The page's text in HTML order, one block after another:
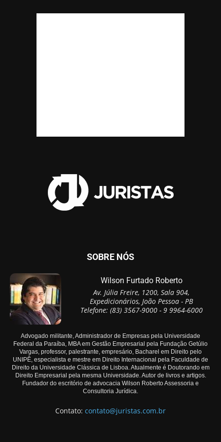
SOBRE NÓS
Wilson Furtado Roberto
Av. Júlia Freire, 1200, Sala 904,
Expedicionários, João Pessoa - PB
Telefone: (83) 3567-9000 - 9 9964-6000
Advogado militante, Administrador de Empresas pela Universidade
Federal da Paraíba, MBA em Gestão Empresarial pela Fundação Getúlio
Vargas, professor, palestrante, empresário, Bacharel em Direito pelo
UNIPÊ, especialista e mestre em Direito Internacional pela Faculdade de
Direito da Universidade Clássica de Lisboa. Atualmente é Doutorando em
Direito Empresarial pela mesma Universidade. Autor de livros e artigos.
Fundador do escritório de advocacia Wilson Roberto Assessoria e
Consultoria Jurídica.
Contato: contato@juristas.com.br